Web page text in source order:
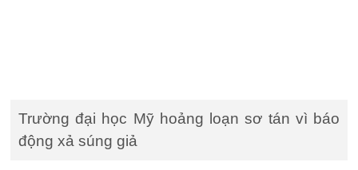
Trường đại học Mỹ hoảng loạn sơ tán vì báo
động xả súng giả